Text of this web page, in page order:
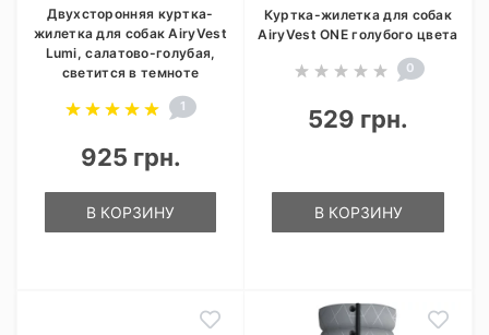
Двухсторонняя куртка-
жилетка для собак AiryVest
Lumi, салатово-голубая,
светится в темноте
1
925 грн.
В КОРЗИНУ
Куртка-жилетка для собак
AiryVest ONE голубого цвета
0
529 грн.
В КОРЗИНУ